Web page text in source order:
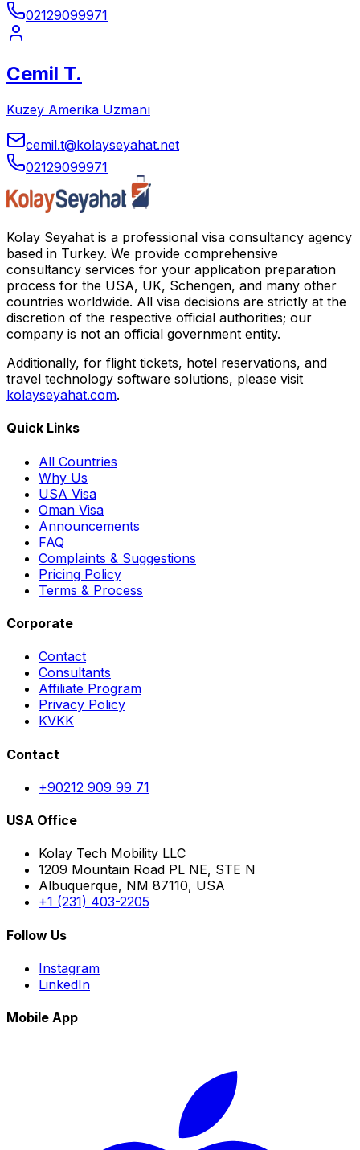
02129099971
Cemil T.
Kuzey Amerika Uzmanı
cemil.t@kolayseyahat.net
02129099971
Kolay Seyahat is a professional visa consultancy agency
based in Turkey. We provide comprehensive
consultancy services for your application preparation
process for the USA, UK, Schengen, and many other
countries worldwide. All visa decisions are strictly at the
discretion of the respective official authorities; our
company is not an official government entity.
Additionally, for flight tickets, hotel reservations, and
travel technology software solutions, please visit
kolayseyahat.com.
Quick Links
All Countries
Why Us
USA Visa
Oman Visa
Announcements
FAQ
Complaints & Suggestions
Pricing Policy
Terms & Process
Corporate
Contact
Consultants
Affiliate Program
Privacy Policy
KVKK
Contact
+90212 909 99 71
USA Office
Kolay Tech Mobility LLC
1209 Mountain Road PL NE, STE N
Albuquerque, NM 87110, USA
+1 (231) 403-2205
Follow Us
Instagram
LinkedIn
Mobile App